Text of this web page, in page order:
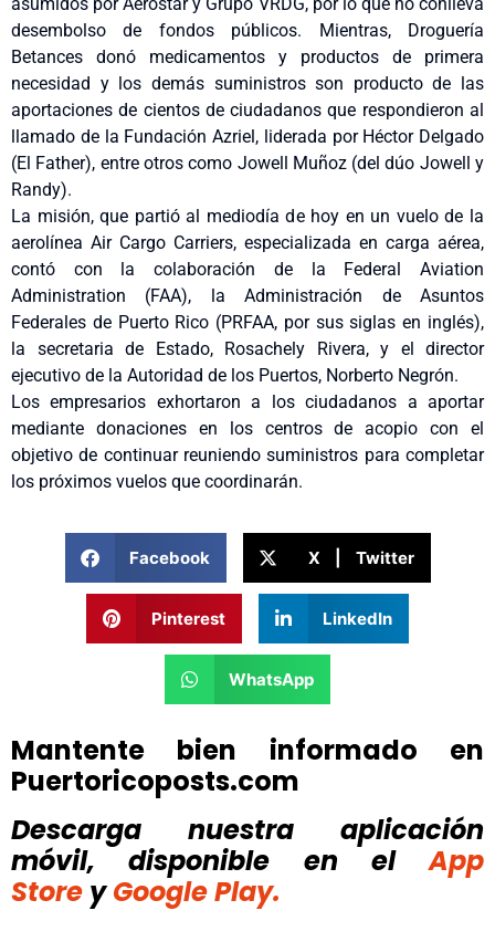
desembolso de fondos públicos. Mientras, Droguería
Betances donó medicamentos y productos de primera
necesidad y los demás suministros son producto de las
aportaciones de cientos de ciudadanos que respondieron al
llamado de la Fundación Azriel, liderada por Héctor Delgado
(El Father), entre otros como Jowell Muñoz (del dúo Jowell y
Randy).
La misión, que partió al mediodía de hoy en un vuelo de la
aerolínea Air Cargo Carriers, especializada en carga aérea,
contó con la colaboración de la Federal Aviation
Administration (FAA), la Administración de Asuntos
Federales de Puerto Rico (PRFAA, por sus siglas en inglés),
la secretaria de Estado, Rosachely Rivera, y el director
ejecutivo de la Autoridad de los Puertos, Norberto Negrón.
Los empresarios exhortaron a los ciudadanos a aportar
mediante donaciones en los centros de acopio con el
objetivo de continuar reuniendo suministros para completar
los próximos vuelos que coordinarán.
Facebook X | Twitter
Pinterest LinkedIn
WhatsApp
Mantente bien informado en
Puertoricoposts.com
Descarga nuestra aplicación
móvil, disponible
en el
App
Store y Google Play.